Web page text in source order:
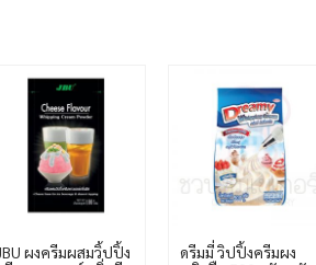
ผงครีมผสมวิ้ปปิ้ง
ดรีมมี่ วิปปิ้งครีมผง